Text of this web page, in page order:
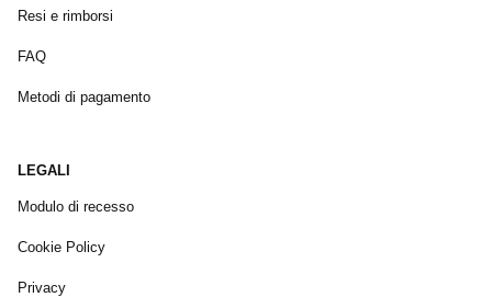
Resi e rimborsi
FAQ
Metodi di pagamento
LEGALI
Modulo di recesso
Cookie Policy
Privacy